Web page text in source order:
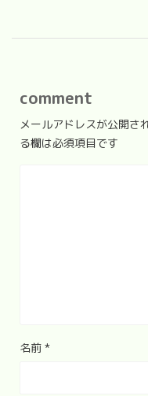
comment
メールアドレスが公開さ
る欄は必須項目です
名前 *